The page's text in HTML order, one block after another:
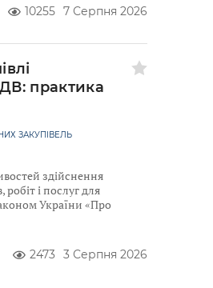
10255 7 Серпня 2026
практика
ЗАКУПІВЕЛЬ
здійснення
робіт і послуг для
України «Про
2473 3 Серпня 2026